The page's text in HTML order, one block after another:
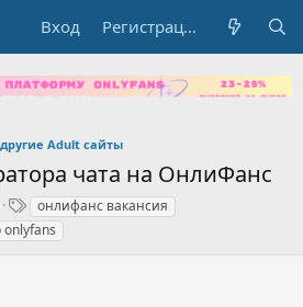
Вход Регистрация
Adult сайты
чата на ОнлиФанс
Т
е
г
онлифанс вакансия
onlyfans